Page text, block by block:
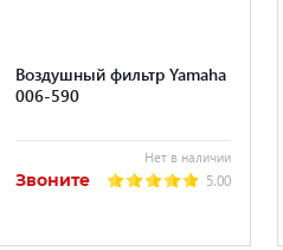
Воздушный фильтр Yamaha
006-590
Нет в наличии
Звоните 5.00